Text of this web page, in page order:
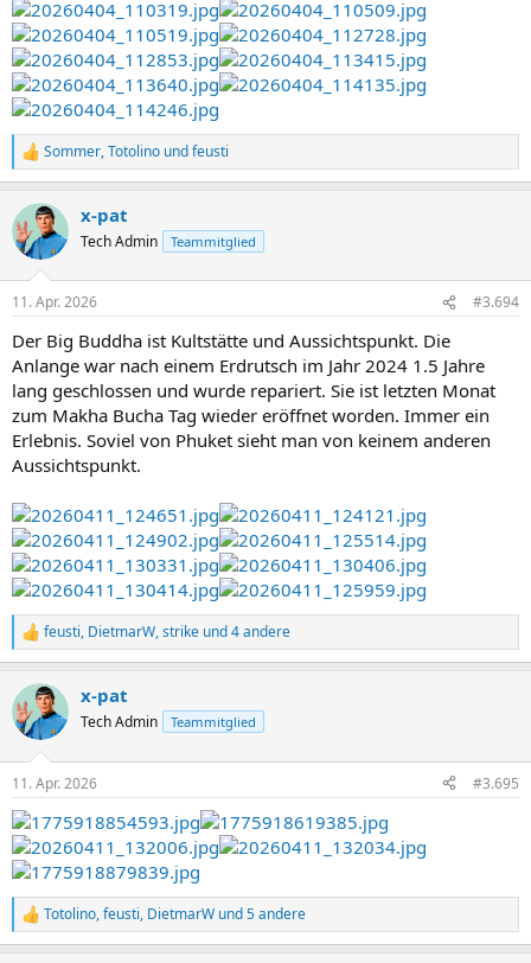
R
e
k
t
i
e
:
Sommer,Totolino undfeusti
x-pat
Tech Admin Teammitglied
11. Apr. 2026 #3.694
Der Big Buddha ist Kultstätte und Aussichtspunkt. Die
Anlange war nach einem Erdrutsch im Jahr 2024 1.5 Jahre
lang geschlossen und wurde repariert. Sie ist letzten Monat
zum Makha Bucha Tag wieder eröffnet worden. Immer ein
Erlebnis. Soviel von Phuket sieht man von keinem anderen
Aussichtspunkt.
R
e
k
t
i
e
n
:
feusti, DietmarW,strike und 4 andere
x-pat
Tech Admin Teammitglied
11. Apr. 2026 #3.695
R
e
Totolino,feusti, DietmarW und 5 andere